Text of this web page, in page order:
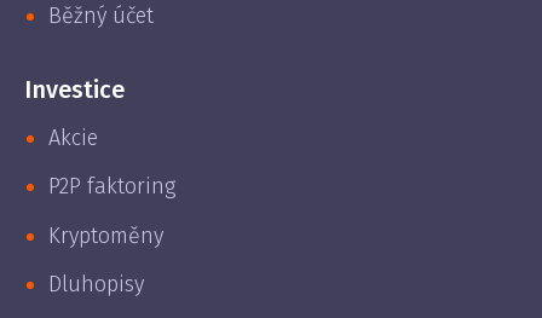
Běžný účet
Investice
Akcie
P2P faktoring
Kryptoměny
Dluhopisy